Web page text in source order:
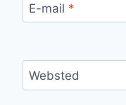
E-mail *
Websted